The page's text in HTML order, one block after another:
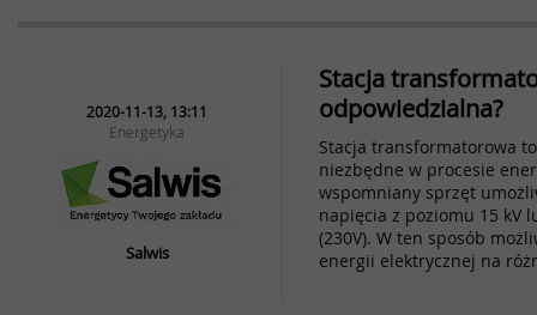
2020-11-13, 13:11
Energetyka
Salwis
Stacja
odpowiedzialna?
Stacja transformatorowa
niezbędne w procesie
wspomniany sprzęt
napięcia z poziomu 15 kV
(230V). W ten sposób
energii elektrycznej na